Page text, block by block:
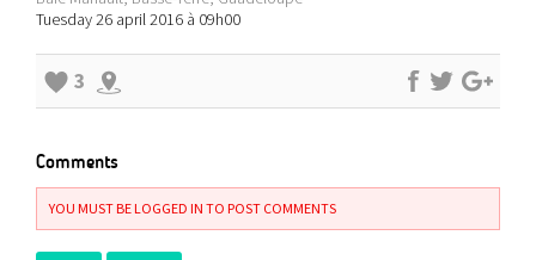
Tuesday 26 april 2016 à 09h00
3
Comments
YOU MUST BE LOGGED IN TO POST COMMENTS